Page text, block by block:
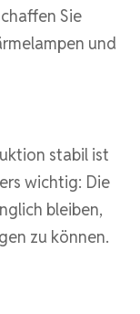
Sie
und
stabil ist
wichtig: Die
bleiben,
zu können.